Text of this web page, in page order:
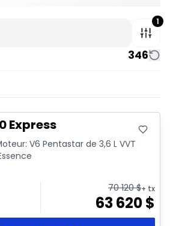
1
346
Express
V6 Pentastar de 3,6 L VVT
70 120$+ tx
63 620$